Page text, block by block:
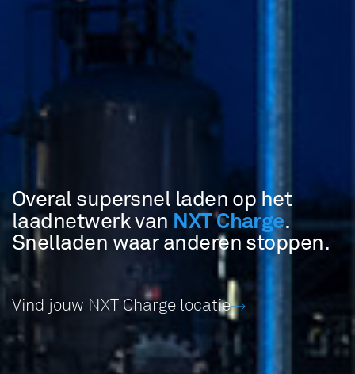
Overal supersnel laden op het
laadnetwerk van NXT Charge.
Snelladen waar anderen stoppen.
Vind jouw NXT Charge locatie